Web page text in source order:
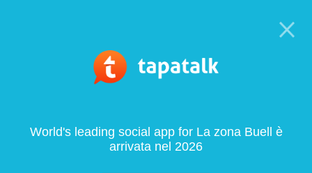
World's leading social app for La zona Buell è
arrivata nel 2026